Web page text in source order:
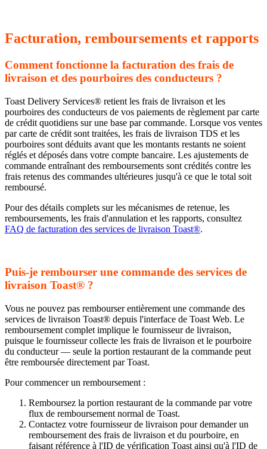
Facturation, remboursements et rapports
Comment fonctionne la facturation des frais de
livraison et des pourboires des conducteurs ?
Toast Delivery Services® retient les frais de livraison et les
pourboires des conducteurs de vos paiements de règlement par carte
de crédit quotidiens sur une base par commande. Lorsque vos ventes
par carte de crédit sont traitées, les frais de livraison TDS et les
pourboires sont déduits avant que les montants restants ne soient
réglés et déposés dans votre compte bancaire. Les ajustements de
commande entraînant des remboursements sont crédités contre les
frais retenus des commandes ultérieures jusqu'à ce que le total soit
remboursé.
Pour des détails complets sur les mécanismes de retenue, les
remboursements, les frais d'annulation et les rapports, consultez
FAQ de facturation des services de livraison Toast®.
Puis-je rembourser une commande des services de
livraison Toast® ?
Vous ne pouvez pas rembourser entièrement une commande des
services de livraison Toast® depuis l'interface de Toast Web. Le
remboursement complet implique le fournisseur de livraison,
puisque le fournisseur collecte les frais de livraison et le pourboire
du conducteur — seule la portion restaurant de la commande peut
être remboursée directement par Toast.
Pour commencer un remboursement :
Remboursez la portion restaurant de la commande par votre
flux de remboursement normal de Toast.
Contactez votre fournisseur de livraison pour demander un
remboursement des frais de livraison et du pourboire, en
faisant référence à l'ID de vérification Toast ainsi qu'à l'ID de